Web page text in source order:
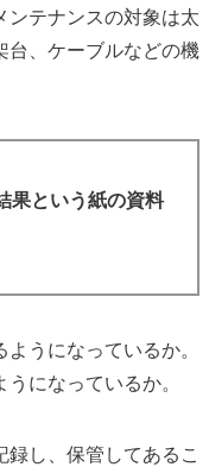
ンテナンスの対象は太
台、ケーブルなどの機
果という紙の資料
うになっているか。
になっているか。
し、保管してあるこ